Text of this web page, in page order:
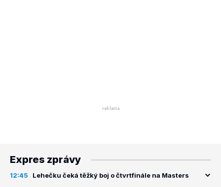
Expres zprávy
12:45 Lehečku čeká těžký boj o čtvrtfinále na Masters